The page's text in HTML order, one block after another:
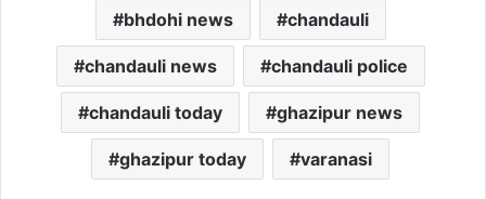
bhdohi news chandauli
chandauli news chandauli police
chandauli today ghazipur news
ghazipur today varanasi